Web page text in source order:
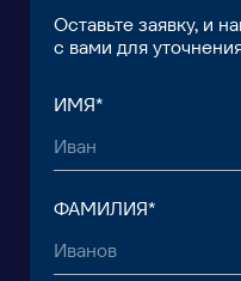
Я ознакомился с
обработки
согласие на обработку